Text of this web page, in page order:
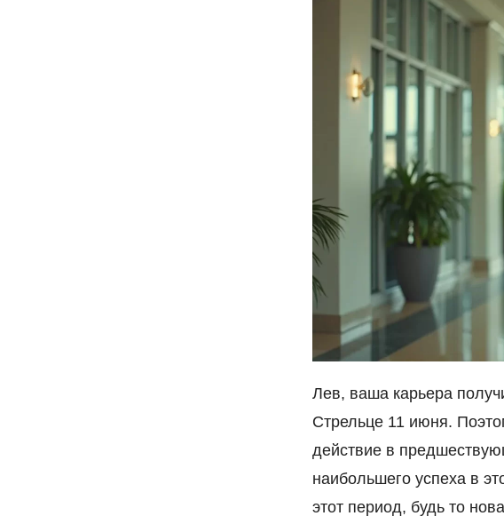
Лев, ваша карьера
Стрельце 11 июня.
действие в
наибольшего успеха в
этот период, будь то